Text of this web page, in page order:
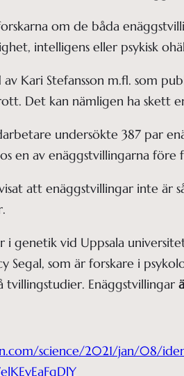
om de båda
intelligens eller psykisk
Kari Stefansson m.fl. som
Det kan nämligen ha skett
undersökte 387 par
en av enäggstvillingarna före
att enäggstvillingar inte är
i genetik vid Uppsala
Segal, som är forskare i
Enäggstvillingar
science/2021/jan/08/